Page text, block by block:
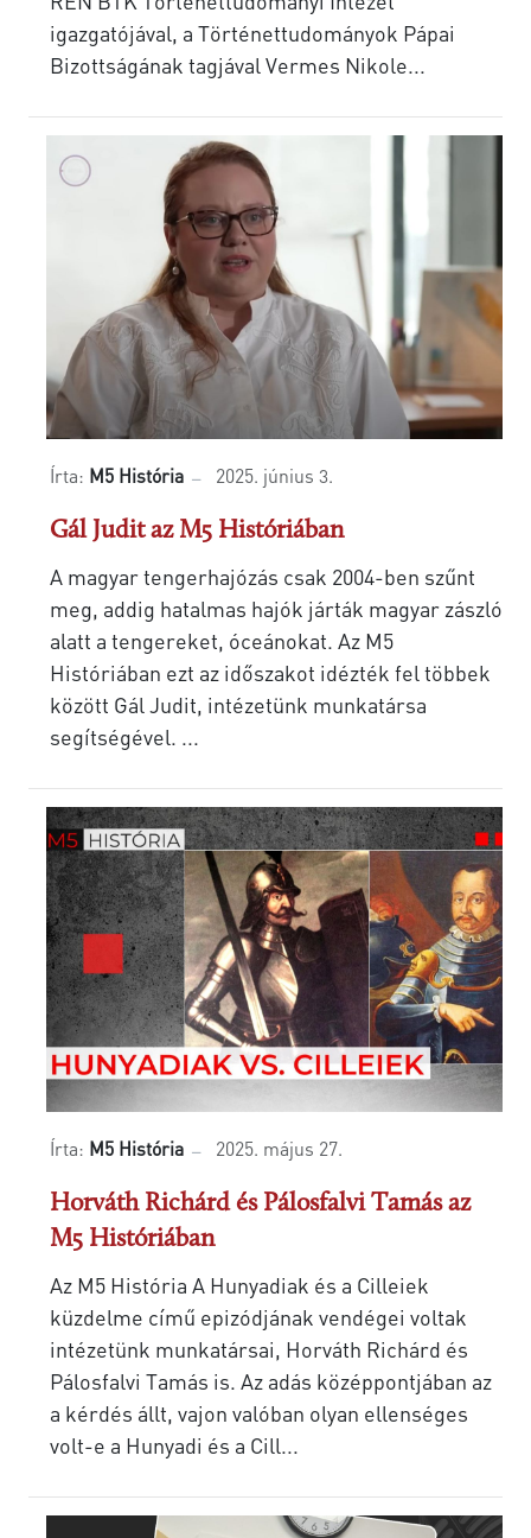
igazgatójával, a Történettudományok Pápai
Bizottságának tagjával Vermes Nikole...
Írta: M5 História 2025. június 3.
Gál Judit az M5 Históriában
A magyar tengerhajózás csak 2004-ben szűnt
meg, addig hatalmas hajók járták magyar zászló
alatt a tengereket, óceánokat. Az M5
Históriában ezt az időszakot idézték fel többek
között Gál Judit, intézetünk munkatársa
segítségével. ...
Írta: M5 História 2025. május 27.
Horváth Richárd és Pálosfalvi Tamás az
M5 Históriában
Az M5 História A Hunyadiak és a Cilleiek
küzdelme című epizódjának vendégei voltak
intézetünk munkatársai, Horváth Richárd és
Pálosfalvi Tamás is. Az adás középpontjában az
a kérdés állt, vajon valóban olyan ellenséges
volt-e a Hunyadi és a Cill...